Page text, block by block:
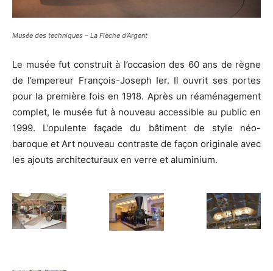
Musée des techniques – La Flèche d’Argent
Le musée fut construit à l’occasion des 60 ans de règne
de l’empereur François-Joseph Ier. Il ouvrit ses portes
pour la première fois en 1918. Après un réaménagement
complet, le musée fut à nouveau accessible au public en
1999. L’opulente façade du bâtiment de style néo-
baroque et Art nouveau contraste de façon originale avec
les ajouts architecturaux en verre et aluminium.